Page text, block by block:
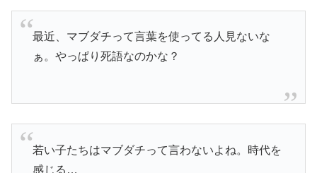
最近、マブダチって言葉を使ってる人見ないな
ぁ。やっぱり死語なのかな？
若い子たちはマブダチって言わないよね。時代を
感じる…